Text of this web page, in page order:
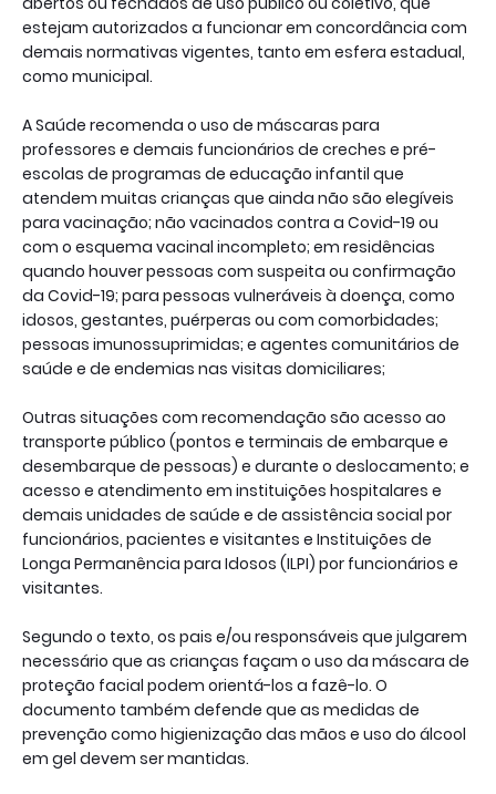
estejam autorizados a funcionar em concordância com
demais normativas vigentes, tanto em esfera estadual,
como municipal.
A Saúde recomenda o uso de máscaras para
professores e demais funcionários de creches e pré-
escolas de programas de educação infantil que
atendem muitas crianças que ainda não são elegíveis
para vacinação; não vacinados contra a Covid-19 ou
com o esquema vacinal incompleto; em residências
quando houver pessoas com suspeita ou confirmação
da Covid-19; para pessoas vulneráveis à doença, como
idosos, gestantes, puérperas ou com comorbidades;
pessoas imunossuprimidas; e agentes comunitários de
saúde e de endemias nas visitas domiciliares;
Outras situações com recomendação são acesso ao
transporte público (pontos e terminais de embarque e
desembarque de pessoas) e durante o deslocamento; e
acesso e atendimento em instituições hospitalares e
demais unidades de saúde e de assistência social por
funcionários, pacientes e visitantes e Instituições de
Longa Permanência para Idosos (ILPI) por funcionários e
visitantes.
Segundo o texto, os pais e/ou responsáveis que julgarem
necessário que as crianças façam o uso da máscara de
proteção facial podem orientá-los a fazê-lo. O
documento também defende que as medidas de
prevenção como higienização das mãos e uso do álcool
em gel devem ser mantidas.